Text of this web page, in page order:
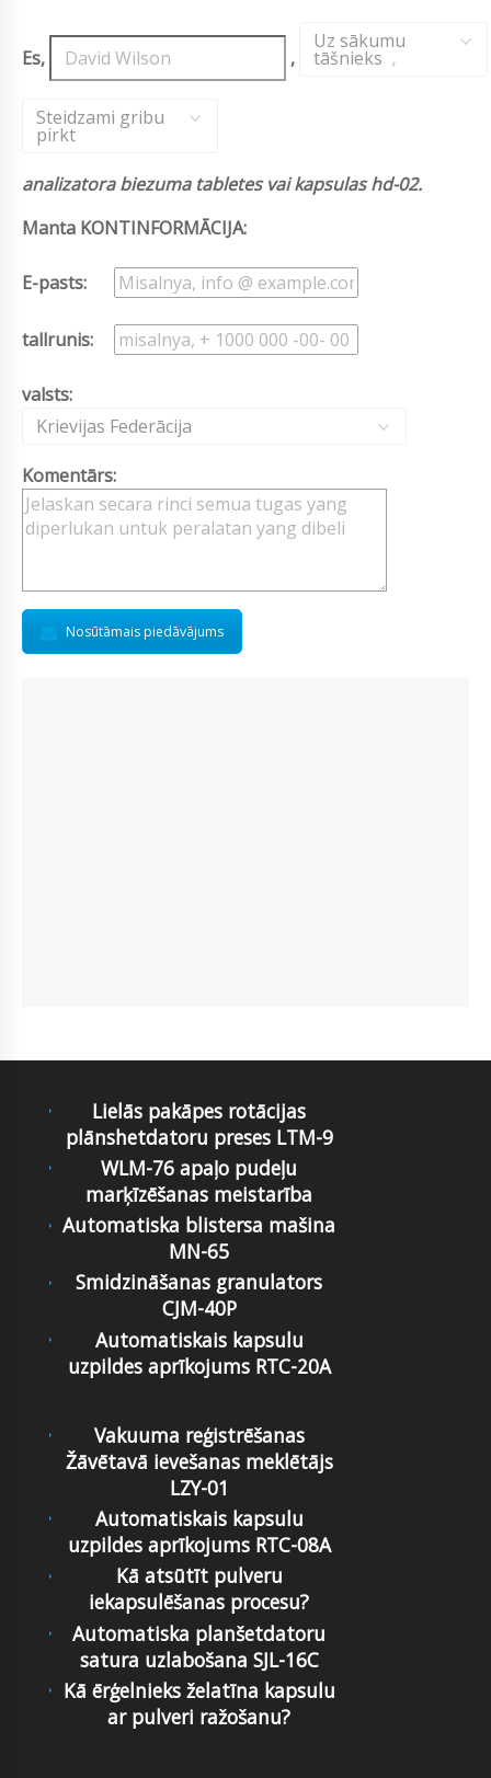
Es, ,
Uz sākumu
tāšnieks ,
Steidzami gribu
pirkt
analizatora biezuma tabletes vai kapsulas hd-02.
Manta KONTINFORMĀCIJA:
E-pasts:
tallrunis:
valsts:
Krievijas Federācija
Komentārs:
Nosūtāmais piedāvājums
Lielās pakāpes rotācijas
plānshetdatoru preses LTM-9
WLM-76 apaļo pudeļu
marķīzēšanas meistarība
Automatiska blistersa mašina
MN-65
Smidzināšanas granulators
CJM-40P
Automatiskais kapsulu
uzpildes aprīkojums RTC-20A
Vakuuma reģistrēšanas
Žāvētavā ievešanas meklētājs
LZY-01
Automatiskais kapsulu
uzpildes aprīkojums RTC-08A
Kā atsūtīt pulveru
iekapsulēšanas procesu?
Automatiska planšetdatoru
satura uzlabošana SJL-16C
Kā ērģelnieks želatīna kapsulu
ar pulveri ražošanu?